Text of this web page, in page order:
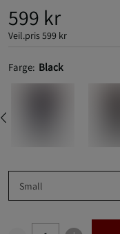
599 kr
Veil.pris599 kr
Farge: Black
Small